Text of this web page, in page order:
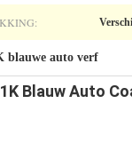
blauwe auto verf
Blauw Auto